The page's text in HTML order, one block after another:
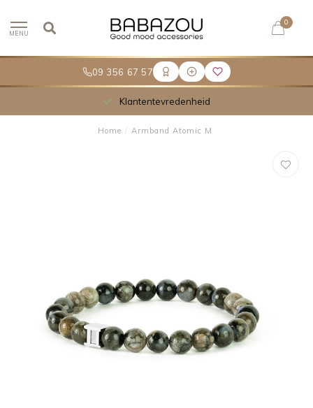
09 356 67 57
MENU
0
Klantentevredenheid
Home / Armband Atomic M